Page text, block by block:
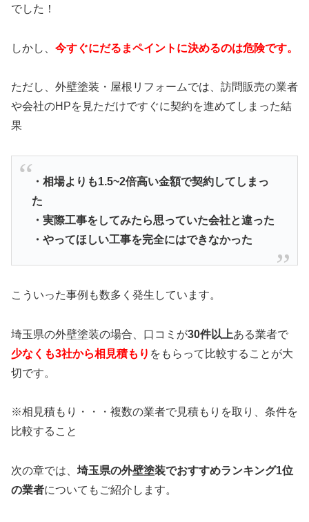
でした！
しかし、 今すぐにだるまペイントに決めるのは危険です。
ただし、外壁塗装・屋根リフォームでは、訪問販売の業者
や会社のHPを見ただけですぐに契約を進めてしまった結
果
・相場よりも1.5~2倍高い金額で契約してしまっ
た
・実際工事をしてみたら思っていた会社と違った
・やってほしい工事を完全にはできなかった
こういった事例も数多く発生しています。
埼玉県の外壁塗装の場合、口コミが30件以上ある業者で
少なくも3社から相見積もり をもらって比較することが大
切です。
※相見積もり・・・複数の業者で見積もりを取り、条件を
比較すること
次の章では、 埼玉県の外壁塗装でおすすめランキング1位
の業者についてもご紹介します。